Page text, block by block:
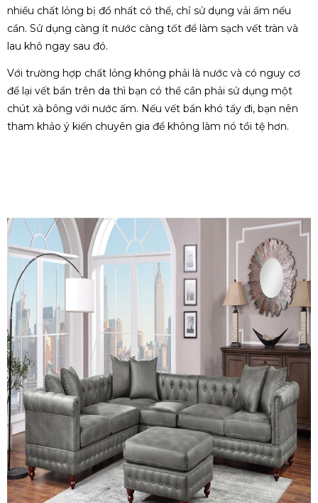
nhiều chất lỏng bị đổ nhất có thể, chỉ sử dụng vải ẩm nếu
cần. Sử dụng càng ít nước càng tốt để làm sạch vết tràn và
lau khô ngay sau đó.
Với trường hợp chất lỏng không phải là nước và có nguy cơ
để lại vết bẩn trên da thì bạn có thể cần phải sử dụng một
chút xà bông với nước ấm. Nếu vết bẩn khó tẩy đi, bạn nên
tham khảo ý kiến chuyên gia để không làm nó tồi tệ hơn.